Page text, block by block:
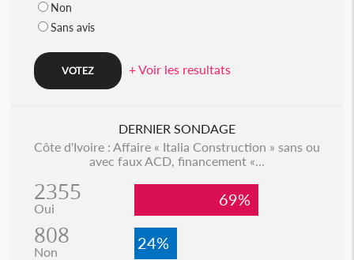
Non
Sans avis
+ Voir les resultats
DERNIER SONDAGE
Côte d'Ivoire : Affaire « Italia Construction » sans ou
avec faux ACD, financement «...
2355
Oui 69%
808
Non 24%